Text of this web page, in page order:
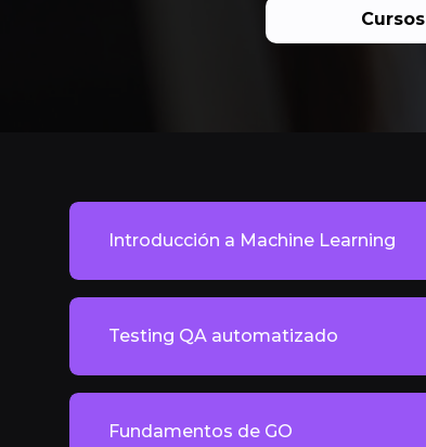
Cursos
Introducción a Machine Learning
Testing QA automatizado
Fundamentos de GO